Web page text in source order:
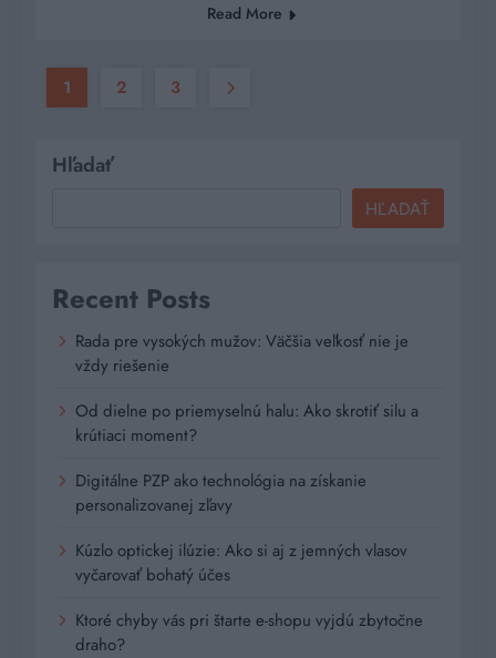
Read More
1 2 3
Hľadať
HĽADAŤ
Recent Posts
Rada pre vysokých mužov: Väčšia veľkosť nie je
vždy riešenie
Od dielne po priemyselnú halu: Ako skrotiť silu a
krútiaci moment?
Digitálne PZP ako technológia na získanie
personalizovanej zľavy
Kúzlo optickej ilúzie: Ako si aj z jemných vlasov
vyčarovať bohatý účes
Ktoré chyby vás pri štarte e-shopu vyjdú zbytočne
draho?